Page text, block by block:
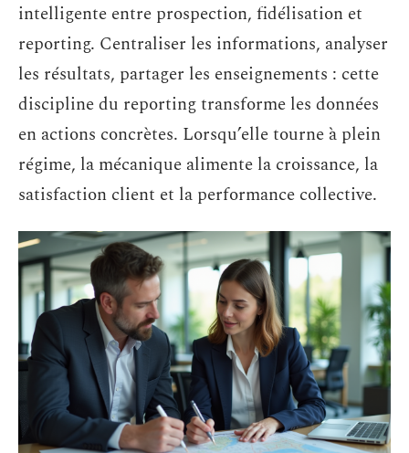
intelligente entre prospection, fidélisation et
reporting. Centraliser les informations, analyser
les résultats, partager les enseignements : cette
discipline du reporting transforme les données
en actions concrètes. Lorsqu’elle tourne à plein
régime, la mécanique alimente la croissance, la
satisfaction client et la performance collective.